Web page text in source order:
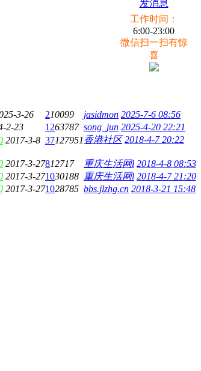
3-26 210099 jasidmon 2025-7-6 08:56
2-23 1263787 song_jun 2025-4-20 22:21
2017-3-8 37127951香港社区 2018-4-7 20:22
2017-3-27812717 重庆生活网l 2018-4-8 08:53
2017-3-271030188 重庆生活网l 2018-4-7 21:20
2017-3-271028785 bbs.jlzhg.cn 2018-3-21 15:48
工作时间：
6:00-23:00
微信扫一扫有惊
喜